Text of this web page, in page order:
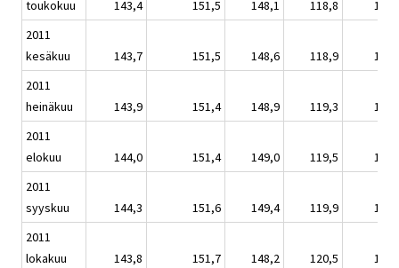
toukokuu
143,4 151,5 148,1 118,8
2011
kesäkuu
143,7 151,5 148,6 118,9
2011
heinäkuu
143,9 151,4 148,9 119,3
2011
elokuu
144,0 151,4 149,0 119,5
2011
syyskuu
144,3 151,6 149,4 119,9
2011
lokakuu
143,8 151,7 148,2 120,5